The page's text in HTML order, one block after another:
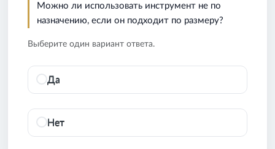
Можно ли использовать инструмент не по
назначению, если он подходит по размеру?
Выберите один вариант ответа.
Да
Нет